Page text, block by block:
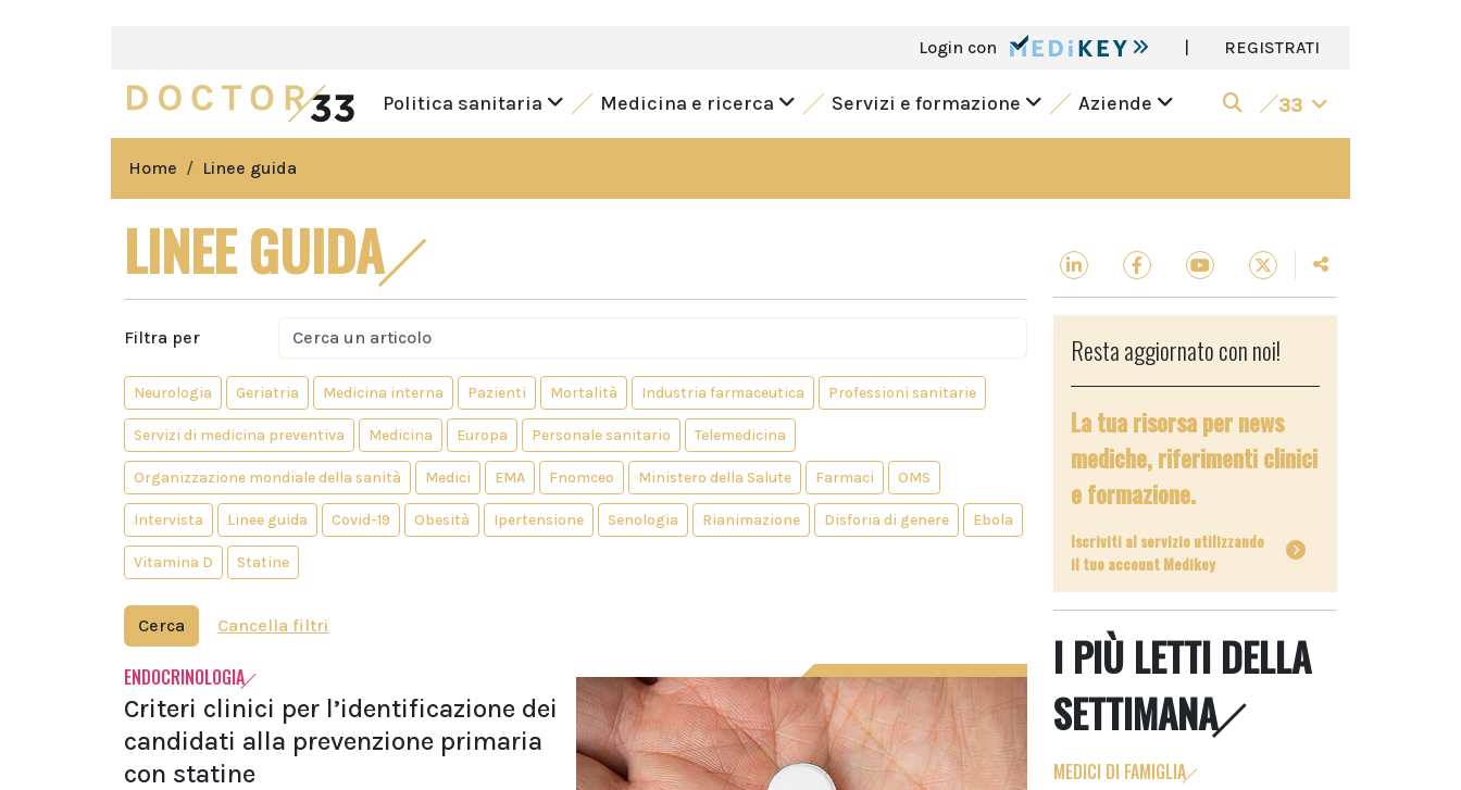
Login con | REGISTRATI
Politica sanitaria Medicina e ricerca Servizi e formazione Aziende 33
Home Linee guida
LINEE GUIDA
Filtra per
Neurologia Geriatria Medicina interna Pazienti Mortalità Industria farmaceutica Professioni sanitarie
Servizi di medicina preventiva Medicina Europa Personale sanitario Telemedicina
Organizzazione mondiale della sanità Medici EMA Fnomceo Ministero della Salute Farmaci OMS
Intervista Linee guida Covid-19 Obesità Ipertensione Senologia Rianimazione Disforia di genere Ebola
Vitamina D Statine
Cerca Cancella filtri
ENDOCRINOLOGIA
Criteri clinici per l’identificazione dei
candidati alla prevenzione primaria
con statine
Resta aggiornato con noi!
La tua risorsa per news
mediche, riferimenti clinici
e formazione.
Iscriviti al servizio utilizzando
il tuo account Medikey
I PIÙ LETTI DELLA
SETTIMANA
MEDICI DI FAMIGLIA